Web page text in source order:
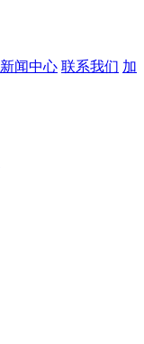
新闻中心 联系我们 加